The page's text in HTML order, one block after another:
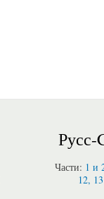
Русс-
Части: 1 и
12,